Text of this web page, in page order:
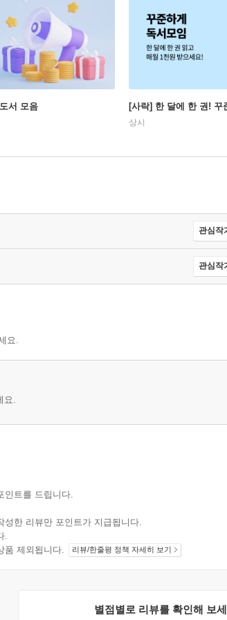
서 모음 [사락] 한 달에 한 권! 꾸
상시
관심작
관심작
요.
요.
인트를 드립니다.
한 리뷰만 포인트가 지급됩니다.
.
품 제외됩니다.
리뷰/한줄평 정책 자세히 보기
별점별로 리뷰를 확인해 보